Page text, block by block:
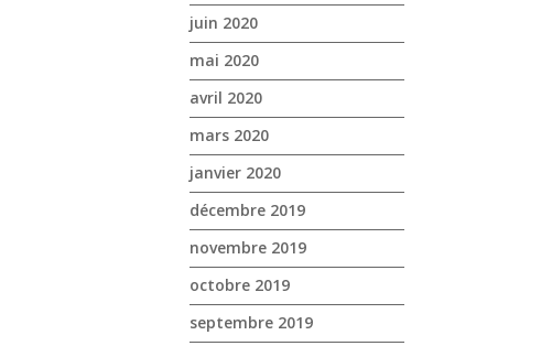
juin 2020
mai 2020
avril 2020
mars 2020
janvier 2020
décembre 2019
novembre 2019
octobre 2019
septembre 2019